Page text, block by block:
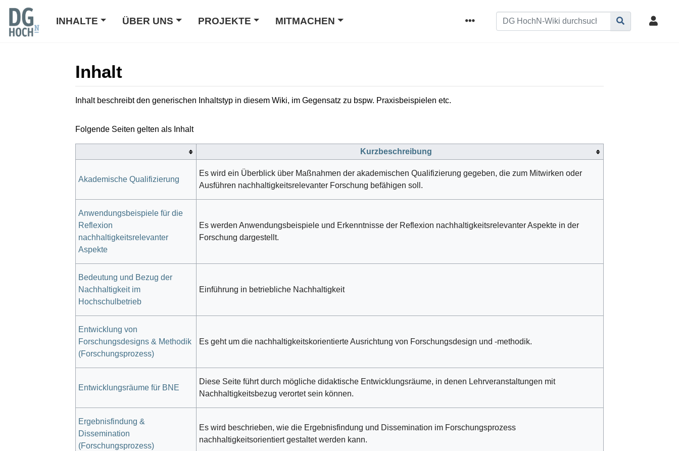
INHALTE ÜBER UNS PROJEKTE MITMACHEN
Inhalt
Wechseln zu:Navigation,Suche
Inhalt beschreibt den generischen Inhaltstyp in diesem Wiki, im Gegensatz zu bspw. Praxisbeispielen etc.
Folgende Seiten gelten als Inhalt
Kurzbeschreibung
Akademische Qualifizierung
Es wird ein Überblick über Maßnahmen der akademischen Qualifizierung gegeben, die zum Mitwirken oder
Ausführen nachhaltigkeitsrelevanter Forschung befähigen soll.
Anwendungsbeispiele für die
Reflexion
nachhaltigkeitsrelevanter
Aspekte
Es werden Anwendungsbeispiele und Erkenntnisse der Reflexion nachhaltigkeitsrelevanter Aspekte in der
Forschung dargestellt.
Bedeutung und Bezug der
Nachhaltigkeit im
Hochschulbetrieb
Einführung in betriebliche Nachhaltigkeit
Entwicklung von
Forschungsdesigns & Methodik
(Forschungsprozess)
Es geht um die nachhaltigkeitskorientierte Ausrichtung von Forschungsdesign und -methodik.
Entwicklungsräume für BNE
Diese Seite führt durch mögliche didaktische Entwicklungsräume, in denen Lehrveranstaltungen mit
Nachhaltigkeitsbezug verortet sein können.
Ergebnisfindung &
Dissemination
(Forschungsprozess)
Es wird beschrieben, wie die Ergebnisfindung und Dissemination im Forschungsprozess
nachhaltigkeitsorientiert gestaltet werden kann.